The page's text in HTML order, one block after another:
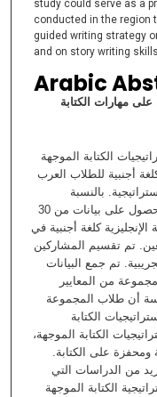
study could serve as a
conducted in the region
guided writing strategy
and on story writing
Arabic
مهارات الكتابة
الكتابة الموجهة
أجنبية للطلاب العرب
بالنسبة
للدراسة، تم استخدام تصميم شبه تجريبي للحصول على بيانات من 30
كلغة أجنبية في
تم تقسيم المشاركين
تم جمع البيانات
من المعايير
أن طلاب المجموعة
الكتابة
الكتابة الموجهة،
على الكتابة.
من الدراسات التي
الكتابة الموجهة